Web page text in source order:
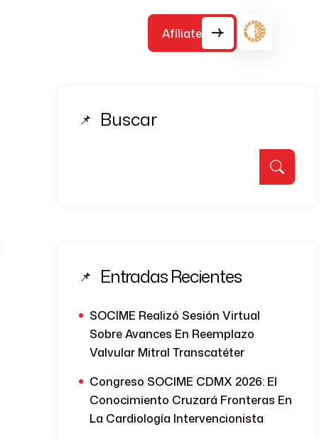
Afíliate
Buscar
Entradas Recientes
SOCIME Realizó Sesión Virtual
Sobre Avances En Reemplazo
Valvular Mitral Transcatéter
Congreso SOCIME CDMX 2026: El
Conocimiento Cruzará Fronteras En
La Cardiología Intervencionista